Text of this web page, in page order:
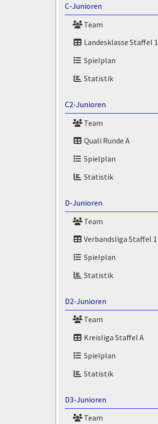
C-Junioren
Team
Landesklasse Staffel 1
Spielplan
Statistik
C2-Junioren
Team
Quali Runde A
Spielplan
Statistik
D-Junioren
Team
Verbandsliga Staffel 1
Spielplan
Statistik
D2-Junioren
Team
Kreisliga Staffel A
Spielplan
Statistik
D3-Junioren
Team